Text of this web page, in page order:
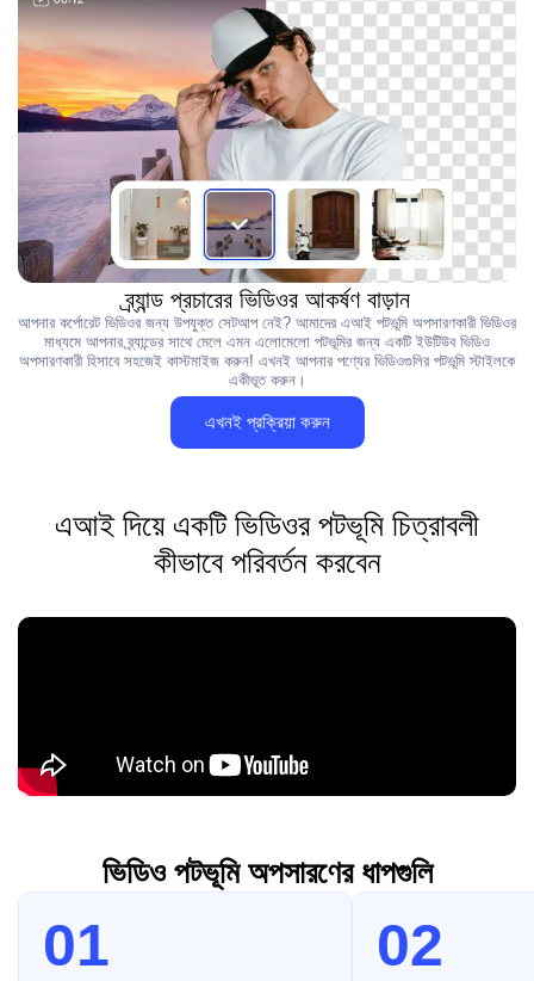
ব্র্যান্ড প্রচারের ভিডিওর আকর্ষণ বাড়ান
আপনার কর্পোরেট ভিডিওর জন্য উপযুক্ত সেটআপ নেই? আমাদের এআই পটভূমি অপসারণকারী ভিডিওর
মাধ্যমে আপনার ব্র্যান্ডের সাথে মেলে এমন এলোমেলো পটভূমির জন্য একটি ইউটিউব ভিডিও
অপসারণকারী হিসাবে সহজেই কাস্টমাইজ করুন! এখনই আপনার পণ্যের ভিডিওগুলির পটভূমি স্টাইলকে
একীভূত করুন।
এখনই প্রক্রিয়া করুন
এআই দিয়ে একটি ভিডিওর পটভূমি চিত্রাবলী
কীভাবে পরিবর্তন করবেন
ভিডিও পটভূমি অপসারণের ধাপগুলি
01 02